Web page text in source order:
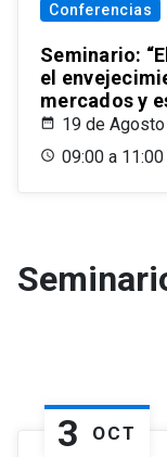
Conferencias
Seminario:
el
mercados y
19 de
09:00 a
3 OCT